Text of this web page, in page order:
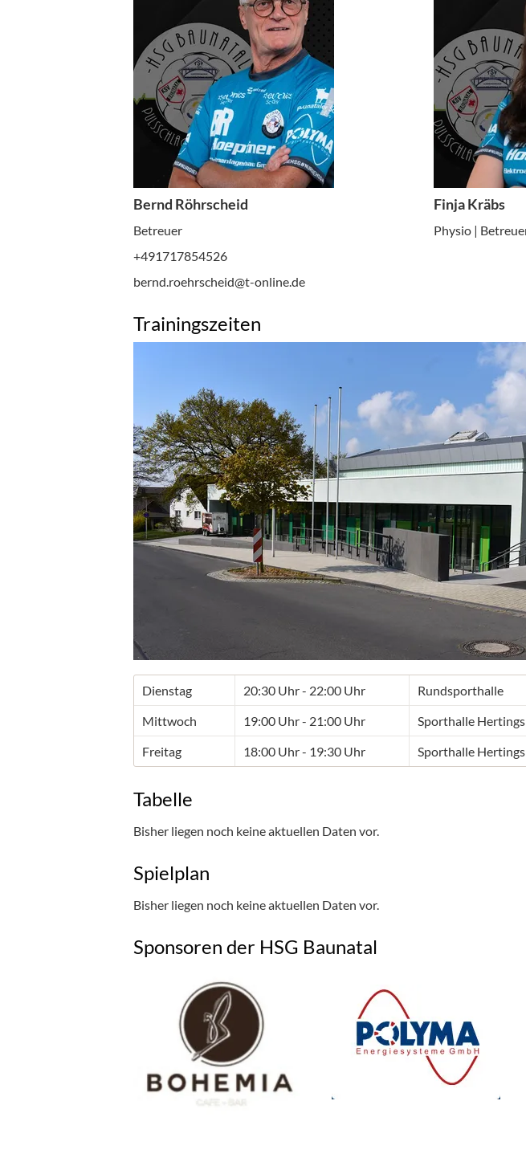
Bernd Röhrscheid
Betreuer
+491717854526
bernd.roehrscheid@t-online.de
Finja Kräbs
Physio |
Trainingszeiten
Dienstag 20:30 Uhr - 22:00 Uhr
Rundsporthalle
Mittwoch
19:00 Uhr - 21:00 Uhr
Sporthalle
Freitag
18:00 Uhr - 19:30 Uhr Sporthalle
Tabelle
Bisher liegen noch keine aktuellen Daten vor.
Spielplan
Bisher liegen noch keine aktuellen Daten vor.
Sponsoren der HSG Baunatal